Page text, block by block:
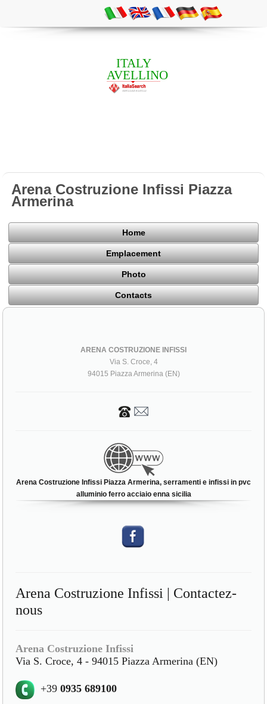
ITALY
AVELLINO
Arena Costruzione Infissi Piazza
Armerina
Home
Emplacement
Photo
Contacts
ARENA COSTRUZIONE INFISSI
Via S. Croce, 4
94015 Piazza Armerina (EN)
Arena Costruzione Infissi Piazza Armerina, serramenti e infissi in pvc
alluminio ferro acciaio enna sicilia
Arena Costruzione Infissi | Contactez-
nous
Arena Costruzione Infissi
Via S. Croce, 4 - 94015 Piazza Armerina (EN)
+390935 689100